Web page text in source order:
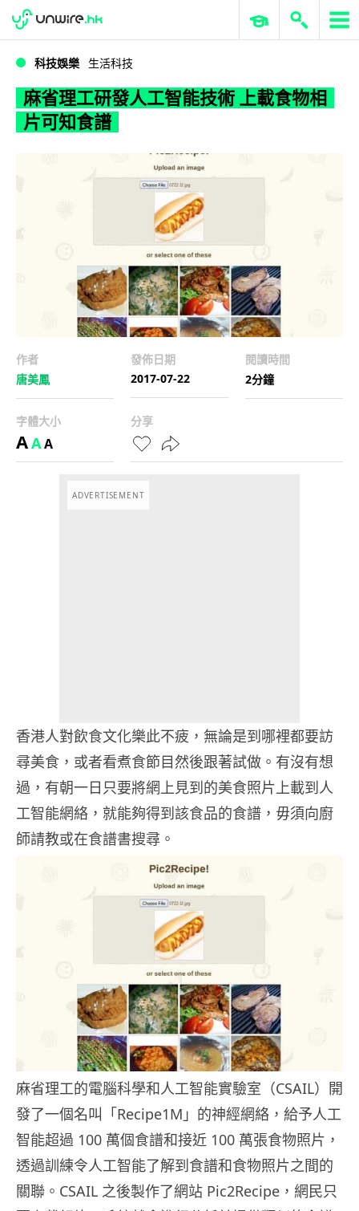
WWDC 2026 ERP 與商業 AI
科技娛樂 生活科技
麻省理工研發人工智能技術 上載食物相
片可知食譜
作者
唐美鳳
發佈日期
2017-07-22
閱讀時間
2分鐘
字體大小
AAA
分享
ADVERTISEMENT
香港人對飲食文化樂此不疲，無論是到哪裡都要訪
尋美食，或者看煮食節目然後跟著試做。有沒有想
過，有朝一日只要將網上見到的美食照片上載到人
工智能網絡，就能夠得到該食品的食譜，毋須向廚
師請教或在食譜書搜尋。
麻省理工的電腦科學和人工智能實驗室（CSAIL）開
發了一個名叫「Recipe1M」的神經網絡，給予人工
智能超過 100 萬個食譜和接近 100 萬張食物照片，
透過訓練令人工智能了解到食譜和食物照片之間的
關聯。CSAIL 之後製作了網站 Pic2Recipe，網民只